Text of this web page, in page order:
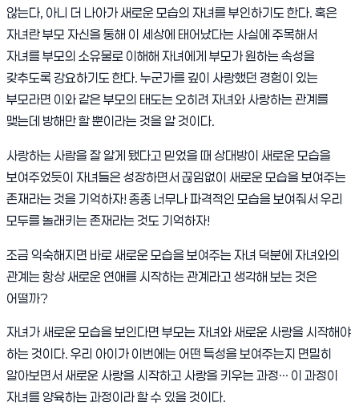
않는다, 아니 더 나아가 새로운 모습의 자녀를 부인하기도 한다. 혹은
자녀란 부모 자신을 통해 이 세상에 태어났다는 사실에 주목해서
자녀를 부모의 소유물로 이해해 자녀에게 부모가 원하는 속성을
갖추도록 강요하기도 한다. 누군가를 깊이 사랑했던 경험이 있는
부모라면 이와 같은 부모의 태도는 오히려 자녀와 사랑하는 관계를
맺는데 방해만 할 뿐이라는 것을 알 것이다.
사랑하는 사람을 잘 알게 됐다고 믿었을 때 상대방이 새로운 모습을
보여주었듯이 자녀들은 성장하면서 끊임없이 새로운 모습을 보여주는
존재라는 것을 기억하자! 종종 너무나 파격적인 모습을 보여줘서 우리
모두를 놀래키는 존재라는 것도 기억하자!
조금 익숙해지면 바로 새로운 모습을 보여주는 자녀 덕분에 자녀와의
관계는 항상 새로운 연애를 시작하는 관계라고 생각해 보는 것은
어떨까?
자녀가 새로운 모습을 보인다면 부모는 자녀와 새로운 사랑을 시작해야
하는 것이다. 우리 아이가 이번에는 어떤 특성을 보여주는지 면밀히
알아보면서 새로운 사랑을 시작하고 사랑을 키우는 과정… 이 과정이
자녀를 양육하는 과정이라 할 수 있을 것이다.